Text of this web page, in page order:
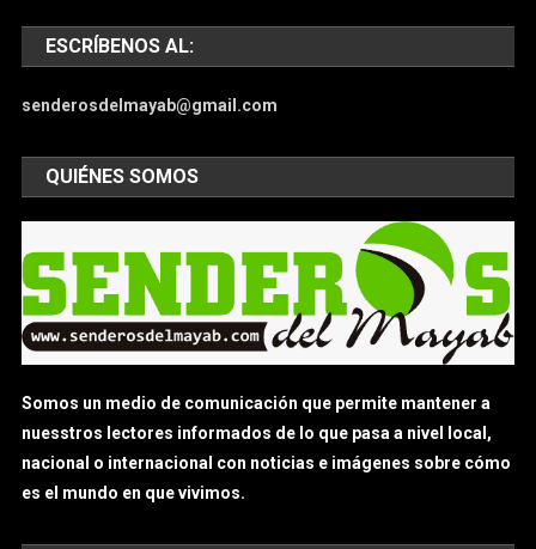
ESCRÍBENOS AL:
senderosdelmayab@gmail.com
QUIÉNES SOMOS
Somos un medio de comunicación que permite mantener a
nuesstros lectores informados de lo que pasa a nivel local,
nacional o internacional con noticias e imágenes sobre cómo
es el mundo en que vivimos.